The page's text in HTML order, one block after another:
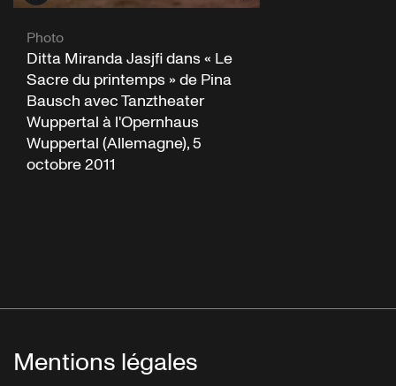
Photo
Ditta Miranda Jasjfi dans « Le
Sacre du printemps » de Pina
Bausch avec Tanztheater
Wuppertal à l'Opernhaus
Wuppertal (Allemagne), 5
octobre 2011
Mentions légales